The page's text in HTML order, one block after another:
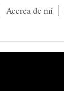
Acerca de mí